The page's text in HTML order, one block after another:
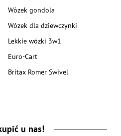
Wózek gondola
Wózek dla dziewczynki
Lekkie wózki 3w1
Euro-Cart
Britax Romer Swivel
u nas!